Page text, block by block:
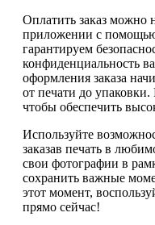
Оплатить заказ можно
приложении с
гарантируем
конфиденциальность
оформления заказа
от печати до
чтобы обеспечить
Используйте
заказав печать в
свои фотографии в
сохранить важные
этот момент,
прямо сейчас!